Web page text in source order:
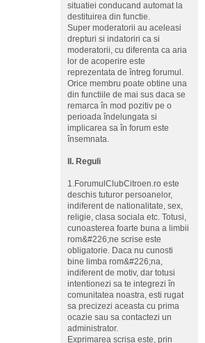
situatiei conducand automat la
destituirea din functie.
Super moderatorii au aceleasi
drepturi si indatoriri ca si
moderatorii, cu diferenta ca aria
lor de acoperire este
reprezentata de întreg forumul.
Orice membru poate obtine una
din functiile de mai sus daca se
remarca în mod pozitiv pe o
perioada îndelungata si
implicarea sa în forum este
însemnata.
II. Reguli
1.ForumulClubCitroen.ro este
deschis tuturor persoanelor,
indiferent de nationalitate, sex,
religie, clasa sociala etc. Totusi,
cunoasterea foarte buna a limbii
rom&#226;ne scrise este
obligatorie. Daca nu cunosti
bine limba rom&#226;na,
indiferent de motiv, dar totusi
intentionezi sa te integrezi în
comunitatea noastra, esti rugat
sa precizezi aceasta cu prima
ocazie sau sa contactezi un
administrator.
Exprimarea scrisa este, prin